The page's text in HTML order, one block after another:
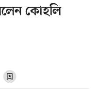
কোহলি